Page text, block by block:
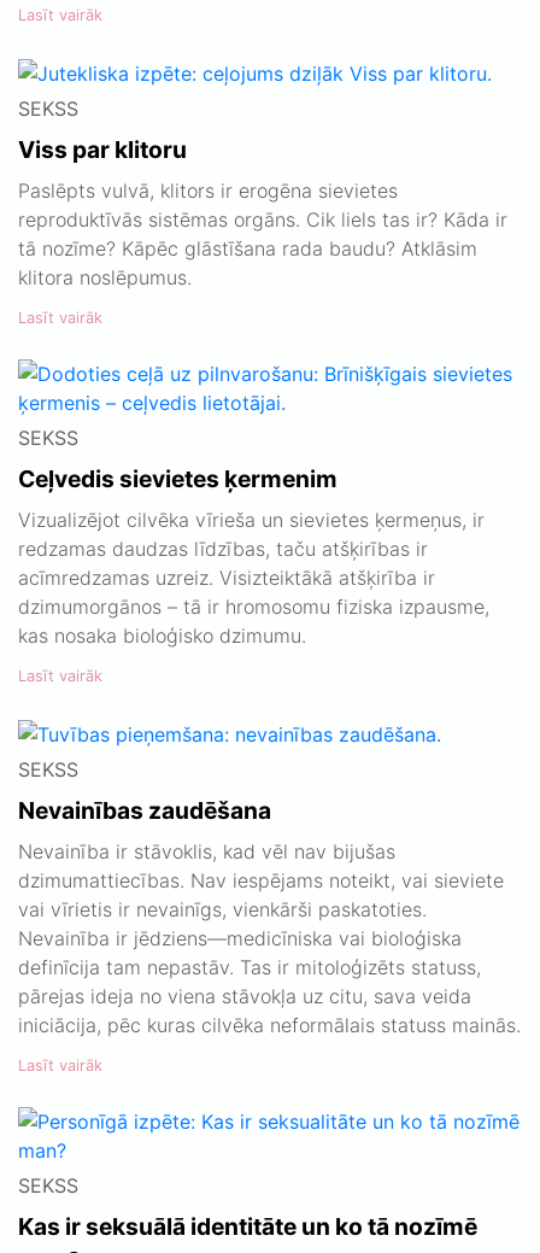
Lasīt vairāk
SEKSS
Viss par klitoru
Paslēpts vulvā, klitors ir erogēna sievietes
reproduktīvās sistēmas orgāns. Cik liels tas ir? Kāda ir
tā nozīme? Kāpēc glāstīšana rada baudu? Atklāsim
klitora noslēpumus.
Lasīt vairāk
SEKSS
Ceļvedis sievietes ķermenim
Vizualizējot cilvēka vīrieša un sievietes ķermeņus, ir
redzamas daudzas līdzības, taču atšķirības ir
acīmredzamas uzreiz. Visizteiktākā atšķirība ir
dzimumorgānos – tā ir hromosomu fiziska izpausme,
kas nosaka bioloģisko dzimumu.
Lasīt vairāk
SEKSS
Nevainības zaudēšana
Nevainība ir stāvoklis, kad vēl nav bijušas
dzimumattiecības. Nav iespējams noteikt, vai sieviete
vai vīrietis ir nevainīgs, vienkārši paskatoties.
Nevainība ir jēdziens—medicīniska vai bioloģiska
definīcija tam nepastāv. Tas ir mitoloģizēts statuss,
pārejas ideja no viena stāvokļa uz citu, sava veida
iniciācija, pēc kuras cilvēka neformālais statuss mainās.
Lasīt vairāk
SEKSS
Kas ir seksuālā identitāte un ko tā nozīmē